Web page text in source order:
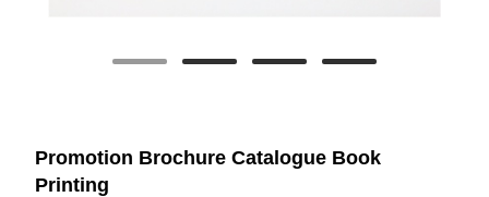
Promotion Brochure Catalogue Book
Printing